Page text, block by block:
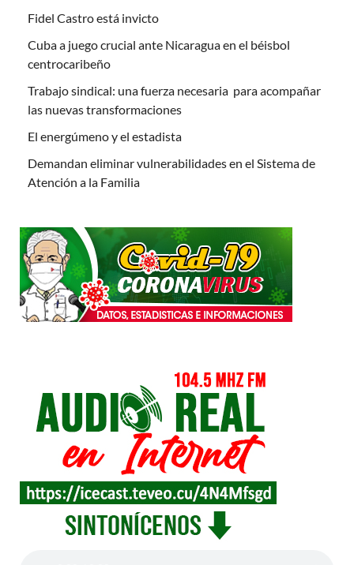
Fidel Castro está invicto
Cuba a juego crucial ante Nicaragua en el béisbol
centrocaribeño
Trabajo sindical: una fuerza necesaria para acompañar
las nuevas transformaciones
El energúmeno y el estadista
Demandan eliminar vulnerabilidades en el Sistema de
Atención a la Familia